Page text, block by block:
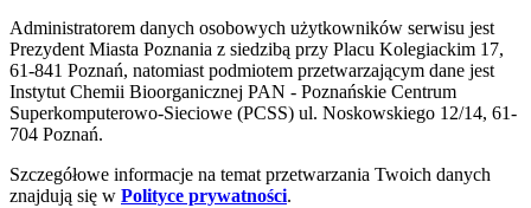
Administratorem danych osobowych użytkowników serwisu jest
Prezydent Miasta Poznania z siedzibą przy Placu Kolegiackim 17,
61-841 Poznań, natomiast podmiotem przetwarzającym dane jest
Instytut Chemii Bioorganicznej PAN - Poznańskie Centrum
Superkomputerowo-Sieciowe (PCSS) ul. Noskowskiego 12/14, 61-
704 Poznań.
Szczegółowe informacje na temat przetwarzania Twoich danych
znajdują się w Polityce prywatności.